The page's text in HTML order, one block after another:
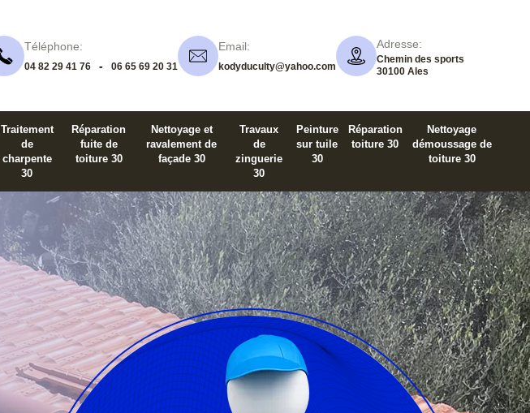
Téléphone:
04 82 29 41 76 - 06 65 69 20 31
Email:
kodyduculty@yahoo.com
Adresse:
Chemin des sports
30100 Ales
Traitement
de
charpente
30
Réparation
fuite de
toiture 30
Nettoyage et
ravalement de
façade 30
Travaux
de
zinguerie
30
Peinture
sur tuile
30
Réparation
toiture 30
Nettoyage
démoussage de
toiture 30